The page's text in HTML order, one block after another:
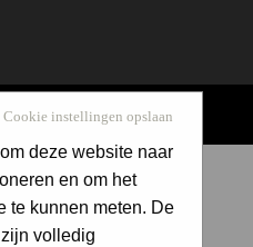
Cookie instellingen opslaan
deze website naar
en om het
te kunnen meten. De
volledig
and